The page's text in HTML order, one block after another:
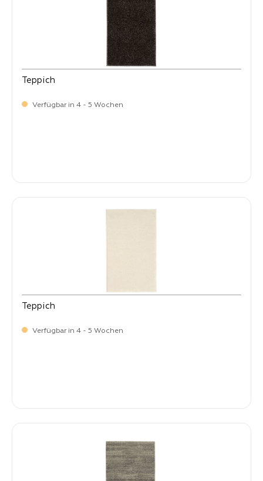
Teppich
Verfügbar in 4 - 5 Wochen
Teppich
Verfügbar in 4 - 5 Wochen